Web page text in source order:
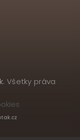
. Všetky práva